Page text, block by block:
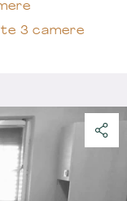
3 camere